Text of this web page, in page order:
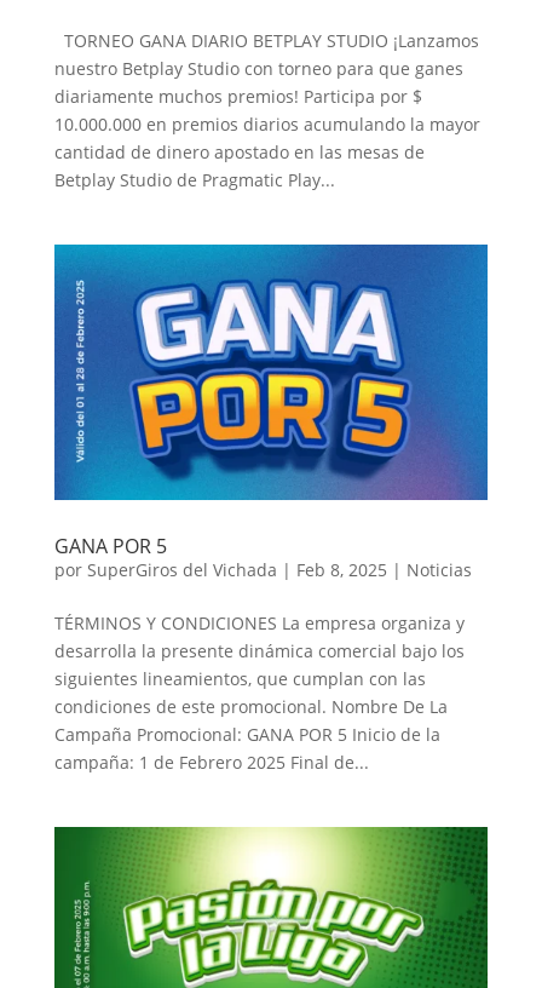
TORNEO GANA DIARIO BETPLAY STUDIO ¡Lanzamos
nuestro Betplay Studio con torneo para que ganes
diariamente muchos premios! Participa por $
10.000.000 en premios diarios acumulando la mayor
cantidad de dinero apostado en las mesas de
Betplay Studio de Pragmatic Play...
GANA POR 5
por SuperGiros del Vichada | Feb 8, 2025 | Noticias
TÉRMINOS Y CONDICIONES La empresa organiza y
desarrolla la presente dinámica comercial bajo los
siguientes lineamientos, que cumplan con las
condiciones de este promocional. Nombre De La
Campaña Promocional: GANA POR 5 Inicio de la
campaña: 1 de Febrero 2025 Final de...